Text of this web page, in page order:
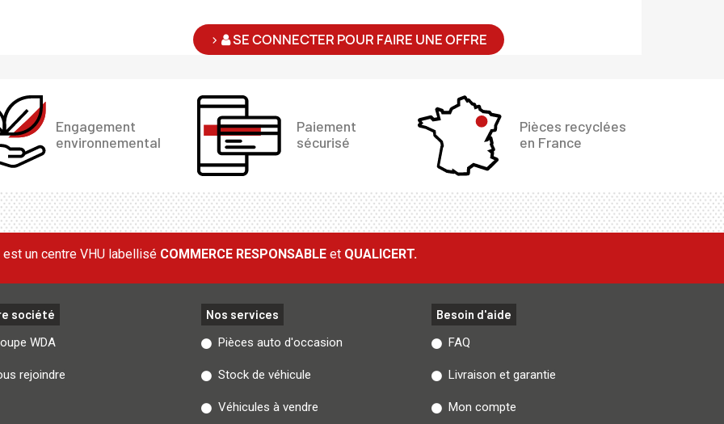
> SE CONNECTER POUR FAIRE UNE OFFRE
Engagement
environnemental
Paiement
sécurisé
Pièces recyclées
en France
est un centre VHU labellisé COMMERCE RESPONSABLE et QUALICERT.
société
WDA
rejoindre
Nos services
Pièces auto d'occasion
Stock de véhicule
Véhicules à vendre
Besoin d'aide
FAQ
Livraison et garantie
Mon compte